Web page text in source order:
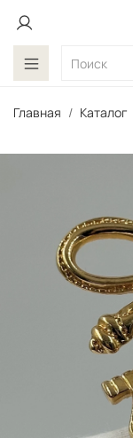
Главная Каталог